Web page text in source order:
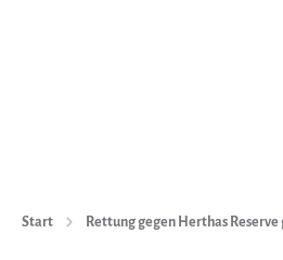
Start Rettung gegen Herthas